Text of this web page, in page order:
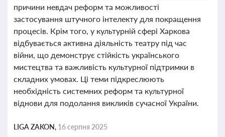
причини невдач реформ та можливості
застосування штучного інтелекту для покращення
процесів. Крім того, у культурній сфері Харкова
відбувається активна діяльність театру під час
війни, що демонструє стійкість українського
мистецтва та важливість культурної підтримки в
складних умовах. Ці теми підкреслюють
необхідність системних реформ та культурної
віднови для подолання викликів сучасної України.
LIGA ZAKON, 16 серпня 2025